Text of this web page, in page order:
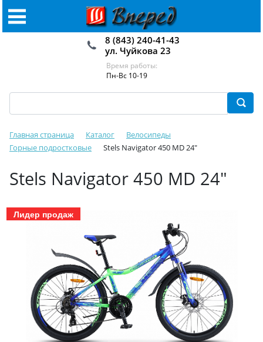
8 (843) 240-41-43
ул. Чуйкова 23
Время работы:
Пн-Вс 10-19
Главная страница Каталог
Велосипеды
Горные подростковые
Stels Navigator 450 MD 24"
Stels Navigator 450 MD 24"
Лидер продаж